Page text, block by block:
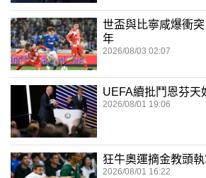
世盃與比寧咸爆衝
年
2026/08/03 02:07
UEFA續批鬥恩芬天
2026/08/01 19:06
狂牛奧運摘金教頭
2026/08/01 16:22